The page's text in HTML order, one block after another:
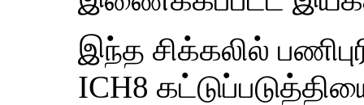
இந்த சிக்கலில்
ICH8